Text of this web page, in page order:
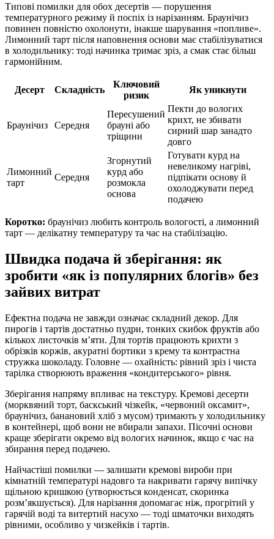
Типові помилки для обох десертів — порушення
температурного режиму й поспіх із нарізанням. Браунічиз
повинен повністю охолонути, інакше шарування «попливе».
Лимонний тарт після наповнення основи має стабілізуватися
в холодильнику: тоді начинка тримає зріз, а смак стає більш
гармонійним.
Десерт Складність
Ключовий
ризик
Як уникнути
Браунічиз Середня
Пересушений
брауні або
тріщини
Пекти до вологих
крихт, не збивати
сирний шар занадто
довго
Лимонний
тарт
Середня
Згорнутий
курд або
розмокла
основа
Готувати курд на
невеликому нагріві,
підпікати основу й
охолоджувати перед
подачею
Коротко: браунічиз любить контроль вологості, а лимонний
тарт — делікатну температуру та час на стабілізацію.
Швидка подача й зберігання: як
зробити «як із популярних блогів» без
зайвих витрат
Ефектна подача не завжди означає складний декор. Для
пирогів і тартів достатньо пудри, тонких скибок фруктів або
кількох листочків м’яти. Для тортів працюють крихти з
обрізків коржів, акуратні бортики з крему та контрастна
стружка шоколаду. Головне — охайність: рівний зріз і чиста
тарілка створюють враження «кондитерського» рівня.
Зберігання напряму впливає на текстуру. Кремові десерти
(морквяний торт, баскський чізкейк, «червоний оксамит»,
браунічиз, банановий хліб з мусом) тримають у холодильнику
в контейнері, щоб вони не вбирали запахи. Пісочні основи
краще зберігати окремо від вологих начинок, якщо є час на
збирання перед подачею.
Найчастіші помилки — залишати кремові вироби при
кімнатній температурі надовго та накривати гарячу випічку
щільною кришкою (утворюється конденсат, скоринка
розм’якшується). Для нарізання допомагає ніж, прогрітий у
гарячій воді та витертий насухо — тоді шматочки виходять
рівними, особливо у чизкейків і тартів.